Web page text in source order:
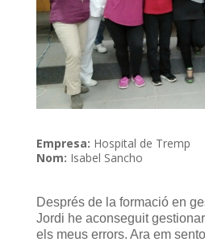
Empresa: Hospital de Tremp
Nom: Isabel Sancho
Després de la formació en
Jordi he aconseguit
els meus errors. Ara em